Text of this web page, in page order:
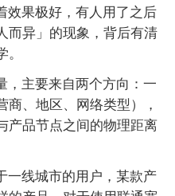
效果极好，有人用了之后
异」的现象，背后有清
，主要来自两个方向：一
、地区、网络类型），
产品节点之间的物理距离
一线城市的用户，某款产